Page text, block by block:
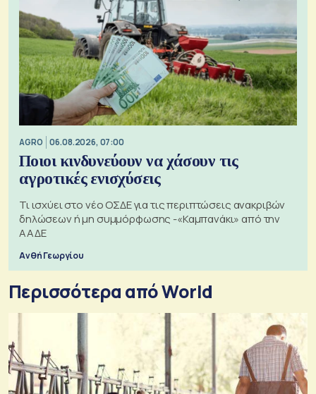
AGRO 06.08.2026, 07:00
Ποιοι κινδυνεύουν να χάσουν τις
αγροτικές ενισχύσεις
Τι ισχύει στο νέο ΟΣΔΕ για τις περιπτώσεις ανακριβών
δηλώσεων ή μη συμμόρφωσης -«Καμπανάκι» από την
ΑΑΔΕ
Ανθή Γεωργίου
Περισσότερα από World